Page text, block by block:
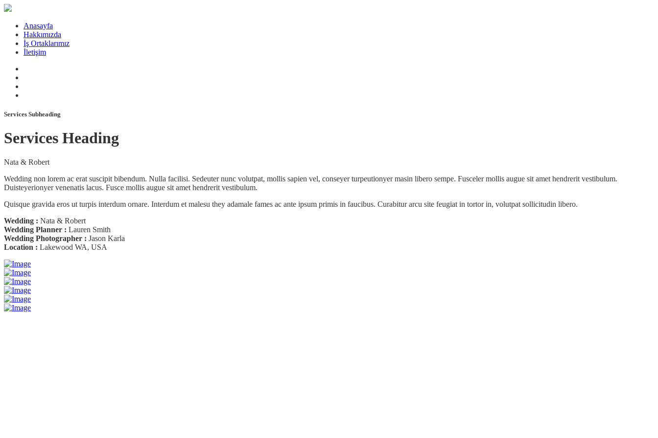
Anasayfa
Hakkımızda
İş Ortaklarımız
İletişim
Services Subheading
Services Heading
Nata & Robert
Wedding non lorem ac erat suscipit bibendum. Nulla facilisi. Sedeuter nunc volutpat, mollis sapien vel, conseyer turpeutionyer masin libero sempe. Fusceler mollis augue sit amet hendrerit vestibulum.
Duisteyerionyer venenatis lacus. Fusce mollis augue sit amet hendrerit vestibulum.
Quisque gravida eros ut turpis interdum ornare. Interdum et malesu they adamale fames ac ante ipsum primis in faucibus. Curabitur arcu site feugiat in tortor in, volutpat sollicitudin libero.
Wedding : Nata & Robert
Wedding Planner : Lauren Smith
Wedding Photographer : Jason Karla
Location : Lakewood WA, USA